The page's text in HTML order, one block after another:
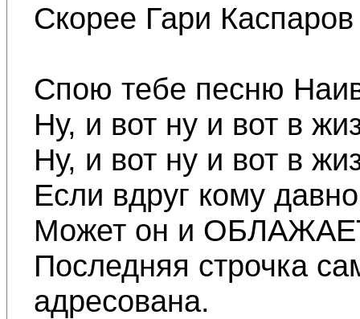
Скорее Гари
Спою тебе песню
Ну, и вот ну и вот в
Ну, и вот ну и вот в
Если вдруг кому
Может он и
Последняя строчка
адресована.